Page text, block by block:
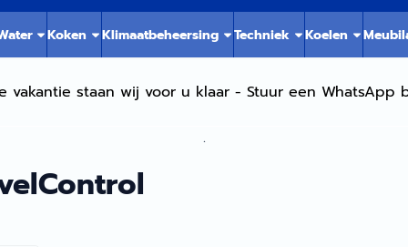
Koken Klimaatbeheersing Techniek Koelen
vakantie staan wij voor u klaar - Stuur een WhatsApp
.